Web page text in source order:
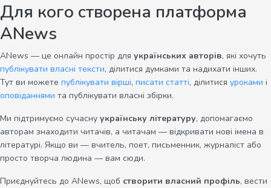
Для кого створена платформа
ANews
ANews — це онлайн простір для українських авторів, які хочуть
публікувати власні тексти, ділитися думками та надихати інших.
Тут ви можете публікувати вірші, писати статті, ділитися уроками і
оповіданнями та публікувати власні збірки.
Ми підтримуємо сучасну українську літературу, допомагаємо
авторам знаходити читачів, а читачам — відкривати нові імена в
літературі. Якщо ви — вчитель, поет, письменник, журналіст або
просто творча людина — вам сюди.
Приєднуйтесь до ANews, щоб створити власний профіль, вести